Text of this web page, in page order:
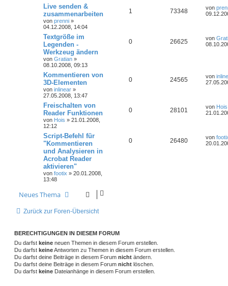
Live senden &
zusammenarbeiten
von prenni »
04.12.2008, 14:04
1 73348 von
Textgröße im
Legenden -
Werkzeug ändern
von Gratian »
08.10.2008, 09:13
0 26625 von
Kommentieren von
3D-Elementen
von inlinear »
27.05.2008, 13:47
0 24565 von
Freischalten von
Reader Funktionen
von Hois » 21.01.2008,
12:12
0 28101 von Hois
Script-Befehl für
"Kommentieren
und Analysieren in
Acrobat Reader
aktivieren"
von footix » 20.01.2008,
13:48
0 26480 von
Neues Thema
Zurück zur Foren-Übersicht
BERECHTIGUNGEN IN DIESEM FORUM
Du darfst keine neuen Themen in diesem Forum erstellen.
Du darfst keineAntworten zu Themen in diesem Forum erstellen.
Du darfst deine Beiträge in diesem Forum nicht ändern.
Du darfst deine Beiträge in diesem Forum nicht löschen.
Du darfst keine Dateianhänge in diesem Forum erstellen.